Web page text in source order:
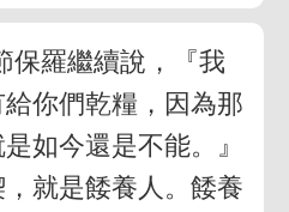
保羅繼續說，『我
你們乾糧，因為那
如今還是不能。』
就是餧養人。餧養